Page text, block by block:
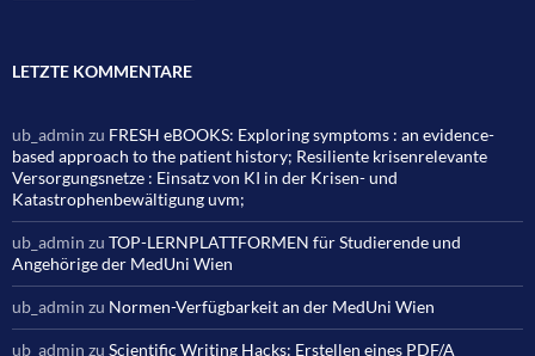
LETZTE KOMMENTARE
ub_admin zu FRESH eBOOKS: Exploring symptoms : an evidence-
based approach to the patient history; Resiliente krisenrelevante
Versorgungsnetze : Einsatz von KI in der Krisen- und
Katastrophenbewältigung uvm;
ub_admin zu TOP-LERNPLATTFORMEN für Studierende und
Angehörige der MedUni Wien
ub_admin zu Normen-Verfügbarkeit an der MedUni Wien
ub_admin zu Scientific Writing Hacks: Erstellen eines PDF/A